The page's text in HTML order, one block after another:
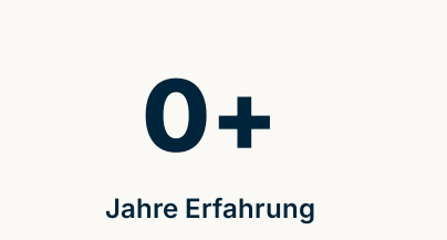
Jahre Erfahrung
0+